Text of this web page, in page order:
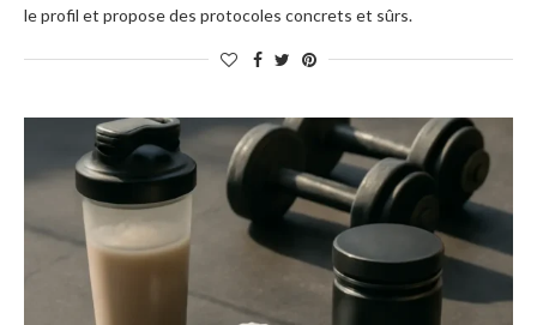
le profil et propose des protocoles concrets et sûrs.